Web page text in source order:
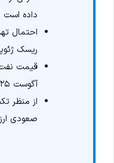
داده است
احتمال
ریسک
قیمت نفت
آگوست ۲۰۲۵ رسیده است
از منظر
صعودی